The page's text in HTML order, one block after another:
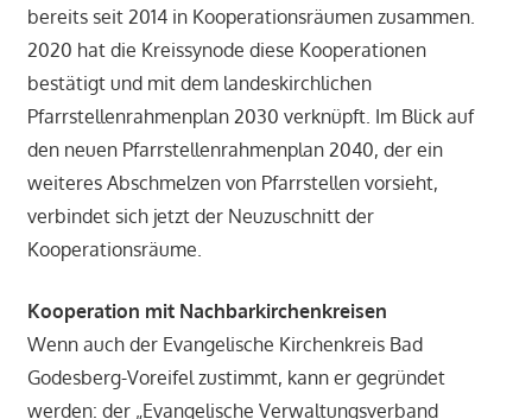
bereits seit 2014 in Kooperationsräumen zusammen.
2020 hat die Kreissynode diese Kooperationen
bestätigt und mit dem landeskirchlichen
Pfarrstellenrahmenplan 2030 verknüpft. Im Blick auf
den neuen Pfarrstellenrahmenplan 2040, der ein
weiteres Abschmelzen von Pfarrstellen vorsieht,
verbindet sich jetzt der Neuzuschnitt der
Kooperationsräume.
Kooperation mit Nachbarkirchenkreisen
Wenn auch der Evangelische Kirchenkreis Bad
Godesberg-Voreifel zustimmt, kann er gegründet
werden: der „Evangelische Verwaltungsverband